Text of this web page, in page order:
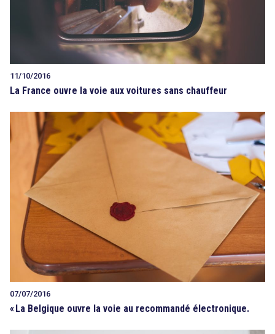
11/10/2016
La France ouvre la voie aux voitures sans chauffeur
07/07/2016
«La Belgique ouvre la voie au recommandé électronique.